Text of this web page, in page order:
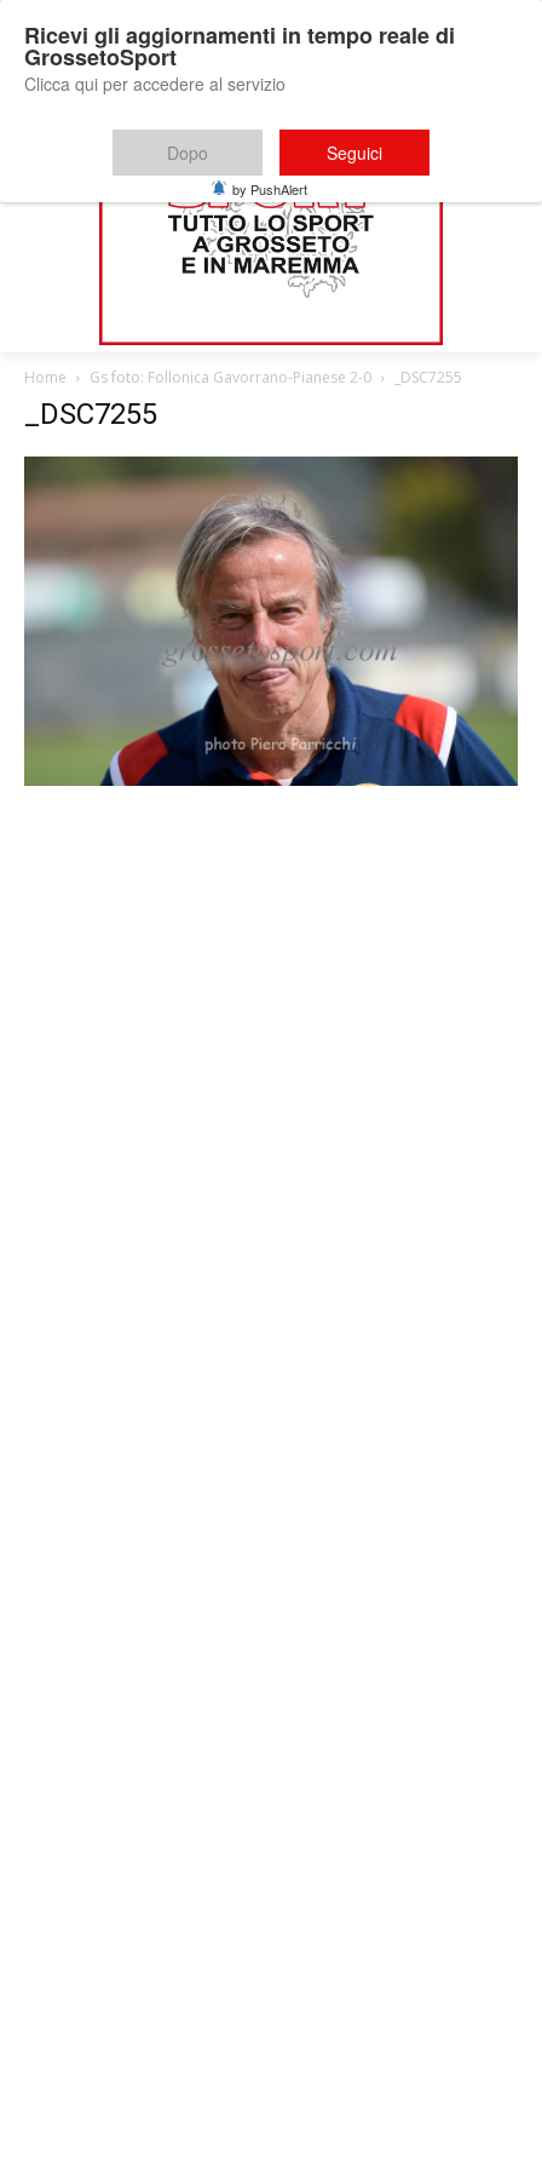
Home Gs foto: Follonica Gavorrano-Pianese 2-0 _DSC7255
_DSC7255
Ricevi gli aggiornamenti in tempo reale di
GrossetoSport
Clicca qui per accedere al servizio
Dopo Seguici
by PushAlert